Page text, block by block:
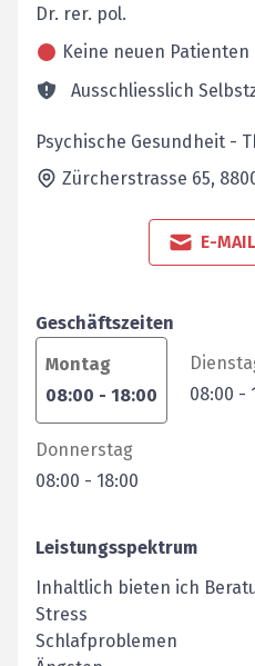
Dr. rer. pol.
Keine neuen Patienten
Ausschliesslich
Psychische Gesundheit -
Zürcherstrasse 65,
E-
Geschäftszeiten
Montag
08:00 - 18:00
08:00 -
Donnerstag
08:00 - 18:00
Leistungsspektrum
Inhaltlich bieten ich
Stress
Schlafproblemen